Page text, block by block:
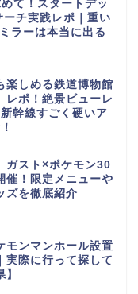
て！スタートデッ
チ実践レポ｜重い
ラーは本当に出る
楽しめる鉄道博物館
レポ！絶景ビューレ
幹線すごく硬いア
ガスト×ポケモン30
催！限定メニューや
ズを徹底紹介
モンマンホール設置
実際に行って探して